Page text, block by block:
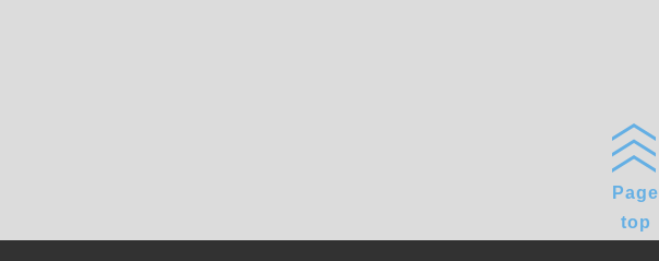
Page
top